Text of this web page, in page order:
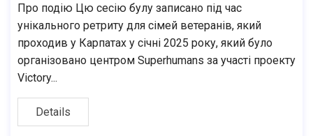
Про подію Цю сесію булу записано під час
унікального ретриту для сімей ветеранів, який
проходив у Карпатах у січні 2025 року, який було
організовано центром Superhumans за участі проекту
Victory...
Details